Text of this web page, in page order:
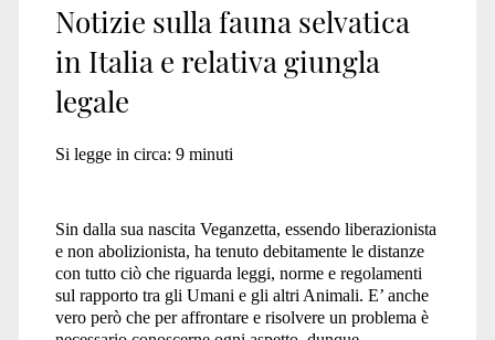
Notizie sulla fauna selvatica
in Italia e relativa giungla
legale
Si legge in circa: 9 minuti
Sin dalla sua nascita Veganzetta, essendo liberazionista
e non abolizionista, ha tenuto debitamente le distanze
con tutto ciò che riguarda leggi, norme e regolamenti
sul rapporto tra gli Umani e gli altri Animali. E’ anche
vero però che per affrontare e risolvere un problema è